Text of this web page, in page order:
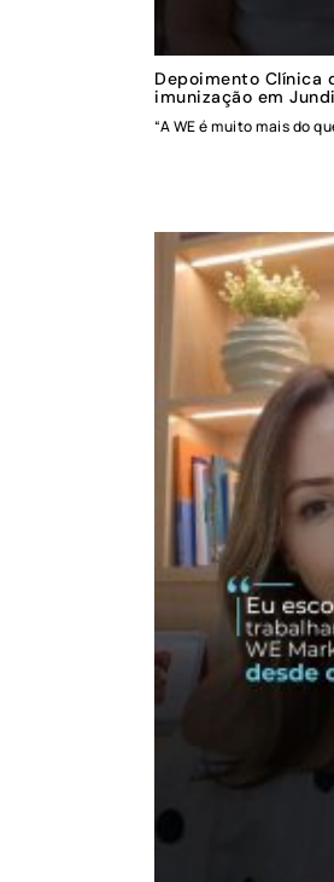
Depoimento Clínica
imunização em
“A WE é muito mais do